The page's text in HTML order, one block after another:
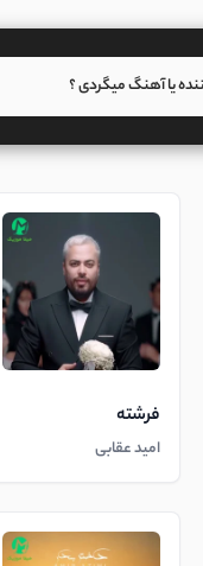
فرشته
امید عقابی